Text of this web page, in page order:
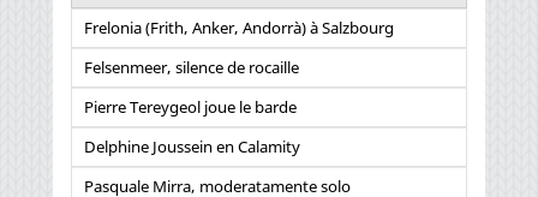
Frelonia (Frith, Anker, Andorrà) à Salzbourg
Felsenmeer, silence de rocaille
Pierre Tereygeol joue le barde
Delphine Joussein en Calamity
Pasquale Mirra, moderatamente solo